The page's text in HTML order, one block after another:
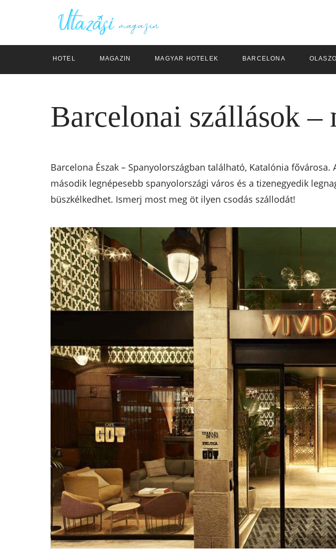
HOTEL MAGAZIN MAGYAR HOTELEK BARCELONA
Barcelonai szállások
Barcelona Észak – Spanyolországban található, Katalónia
második legnépesebb spanyolországi város és a tizenegyedik
büszkélkedhet. Ismerj most meg öt ilyen csodás szállodát!